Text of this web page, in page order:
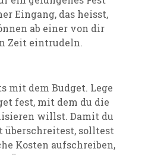
Eingang, das heisst,
ab einer von dir
Zeit eintrudeln.
mit dem Budget. Lege
fest, mit dem du die
willst. Damit du
überschreitest, solltest
Kosten aufschreiben,